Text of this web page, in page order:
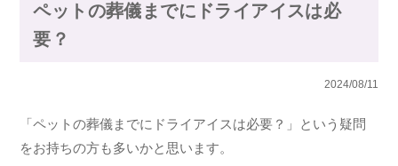
ペットの葬儀までにドライアイスは必
要？
2024/08/11
「ペットの葬儀までにドライアイスは必要？」という疑問
をお持ちの方も多いかと思います。